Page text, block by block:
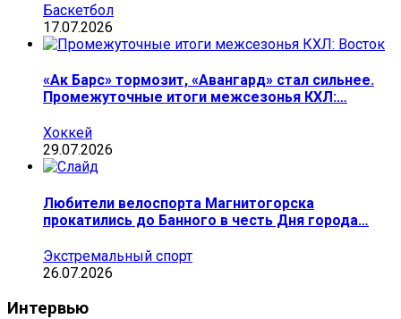
Баскетбол
17.07.2026
«Ак Барс» тормозит, «Авангард» стал сильнее.
Промежуточные итоги межсезонья КХЛ:…
Хоккей
29.07.2026
Любители велоспорта Магнитогорска
прокатились до Банного в честь Дня города…
Экстремальный спорт
26.07.2026
Интервью